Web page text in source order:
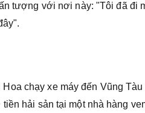
tượng với nơi này: "Tôi đã đi
chạy xe máy đến Vũng
tiền hải sản tại một nhà hàng